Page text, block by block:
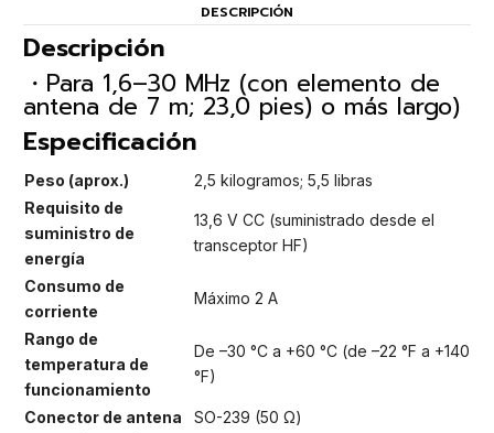
DESCRIPCIÓN
Descripción
・Para 1,6–30 MHz (con elemento de
antena de 7 m; 23,0 pies) o más largo)
Especificación
Peso (aprox.)
2,5 kilogramos; 5,5 libras
Requisito de
suministro de
energía
13,6 V CC (suministrado desde el
transceptor HF)
Consumo de
corriente
Máximo 2 A
Rango de
temperatura de
funcionamiento
De –30 °C a +60 °C (de –22 °F a +140
°F)
Conector de antena
SO-239 (50 Ω)